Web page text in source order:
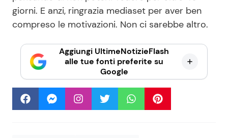
giorni. E anzi, ringrazia mediaset per aver ben
compreso le motivazioni. Non ci sarebbe altro.
Aggiungi UltimeNotizieFlash
alle tue fonti preferite su
Google